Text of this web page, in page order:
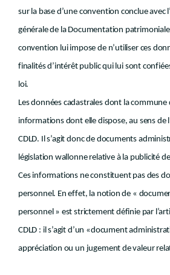
sur la base d’une convention conclue avec
générale de la Documentation
convention lui impose de n’utiliser ces
finalités d’intérêt public qui lui sont
loi.
Les données cadastrales dont la
informations dont elle dispose, au sens de
CDLD. Il s’agit donc de documents
législation wallonne relative à la publicité
Ces informations ne constituent pas des
personnel. En effet, la notion de «
personnel » est strictement définie par
CDLD : il s’agit d’un «document
appréciation ou un jugement de valeur